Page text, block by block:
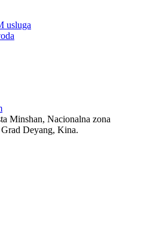
usluga
Minshan, Nacionalna zona
Deyang, Kina.